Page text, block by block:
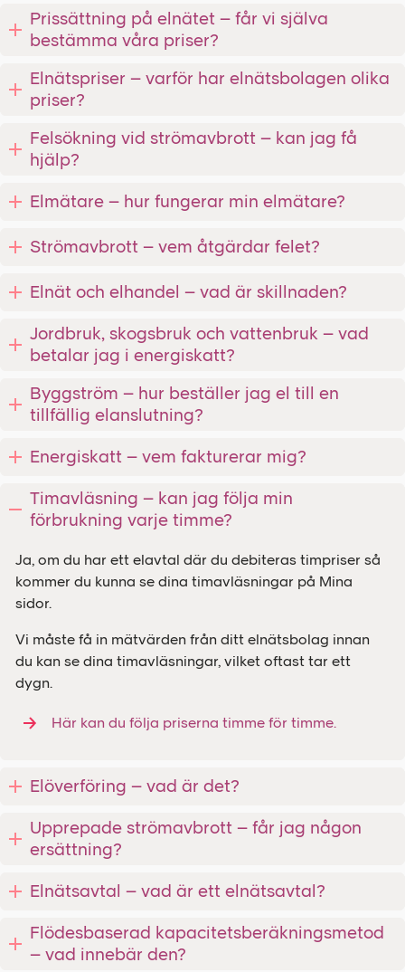
Prissättning på elnätet – får vi själva
bestämma våra priser?
Elnätspriser – varför har elnätsbolagen olika
priser?
Felsökning vid strömavbrott – kan jag få
hjälp?
Elmätare – hur fungerar min elmätare?
Strömavbrott – vem åtgärdar felet?
Elnät och elhandel – vad är skillnaden?
Jordbruk, skogsbruk och vattenbruk – vad
betalar jag i energiskatt?
Byggström – hur beställer jag el till en
tillfällig elanslutning?
Energiskatt – vem fakturerar mig?
Timavläsning – kan jag följa min
förbrukning varje timme?
Ja, om du har ett elavtal där du debiteras timpriser så
kommer du kunna se dina timavläsningar på Mina
sidor.
Vi måste få in mätvärden från ditt elnätsbolag innan
du kan se dina timavläsningar, vilket oftast tar ett
dygn.
Här kan du följa priserna timme för timme.
Elöverföring – vad är det?
Upprepade strömavbrott – får jag någon
ersättning?
Elnätsavtal – vad är ett elnätsavtal?
Flödesbaserad kapacitetsberäkningsmetod
– vad innebär den?